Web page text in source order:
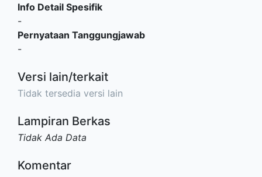
Info Detail Spesifik
-
Pernyataan Tanggungjawab
-
Versi lain/terkait
Tidak tersedia versi lain
Lampiran Berkas
Tidak Ada Data
Komentar